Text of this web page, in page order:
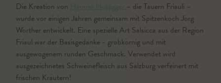
Die Kreation von
– die Tauern Friauli –
wurde vor einigen Jahren gemeinsam mit Spitzenkoch Jörg
Wörther entwickelt. Eine spezielle Art Salsicca aus der Region
Friaul war der Basisgedanke - grobkörnig und mit
ausgewogenem runden Geschmack. Verwendet wird
ausgezeichnetes Schweinefleisch aus Salzburg verfeinert mit
frischen Kräutern!